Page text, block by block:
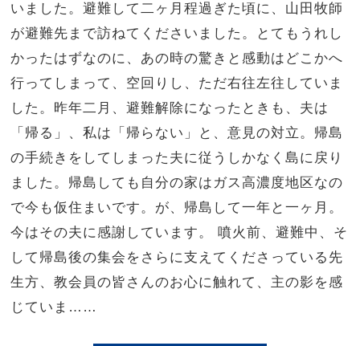
いました。避難して二ヶ月程過ぎた頃に、山田牧師
が避難先まで訪ねてくださいました。とてもうれし
かったはずなのに、あの時の驚きと感動はどこかへ
行ってしまって、空回りし、ただ右往左往していま
した。昨年二月、避難解除になったときも、夫は
「帰る」、私は「帰らない」と、意見の対立。帰島
の手続きをしてしまった夫に従うしかなく島に戻り
ました。帰島しても自分の家はガス高濃度地区なの
で今も仮住まいです。が、帰島して一年と一ヶ月。
今はその夫に感謝しています。 噴火前、避難中、そ
して帰島後の集会をさらに支えてくださっている先
生方、教会員の皆さんのお心に触れて、主の影を感
じていま……